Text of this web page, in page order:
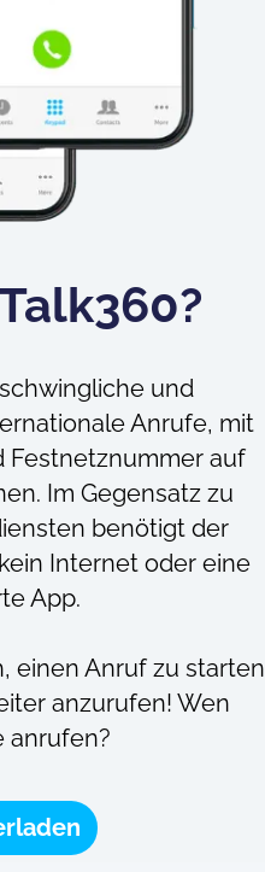
und
Anrufe, mit
Festnetznummer auf
Im Gegensatz zu
benötigt der
Internet oder eine
App.
einen Anruf zu starten
anzurufen! Wen
anrufen?